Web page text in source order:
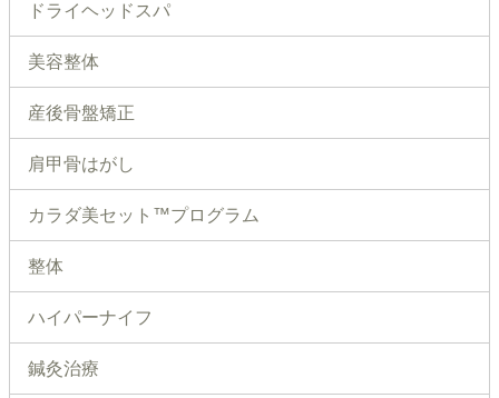
ドライヘッドスパ
美容整体
産後骨盤矯正
肩甲骨はがし
カラダ美セット™プログラム
整体
ハイパーナイフ
鍼灸治療